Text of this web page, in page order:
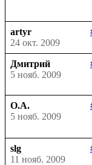
artyr
24 окт. 2009
Дмитрий
5 нояб. 2009
О.А.
5 нояб. 2009
slg
11 нояб. 2009